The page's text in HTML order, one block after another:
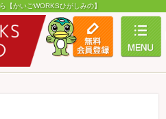
【かいごWORKSひがしみの】